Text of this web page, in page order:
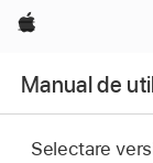
Apple
Manual de
Selectare